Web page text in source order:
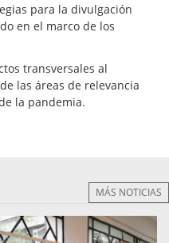
para la divulgación
en el marco de los
transversales al
las áreas de relevancia
la pandemia.
MÁS NOTICIAS